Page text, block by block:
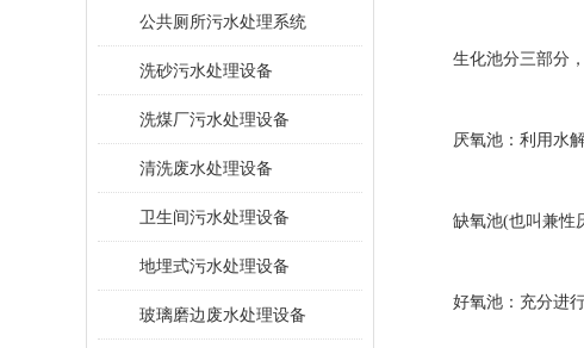
公共厕所污水处理系统
洗砂污水处理设备
洗煤厂污水处理设备
清洗废水处理设备
卫生间污水处理设备
地埋式污水处理设备
玻璃磨边废水处理设备
生化池分三部分，
厌氧池：利用水解
缺氧池(也叫兼性厌
好氧池：充分进行